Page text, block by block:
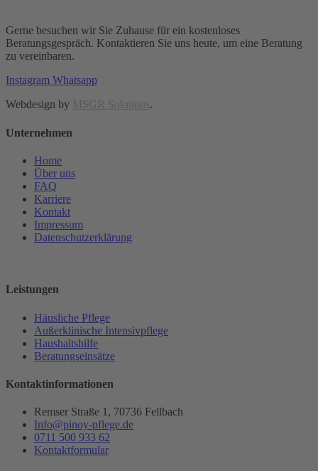
Gerne besuchen wir Sie Zuhause für ein kostenloses
Beratungsgespräch. Kontaktieren Sie uns heute, um eine Beratung
zu vereinbaren.
Instagram Whatsapp
Webdesign by MSGR Solutions.
Unternehmen
Home
Über uns
FAQ
Karriere
Kontakt
Impressum
Datenschutzerklärung
Leistungen
Häusliche Pflege
Außerklinische Intensivpflege
Haushaltshilfe
Beratungseinsätze
Kontaktinformationen
Remser Straße 1, 70736 Fellbach
Info@pinoy-pflege.de
0711 500 933 62
Kontaktformular